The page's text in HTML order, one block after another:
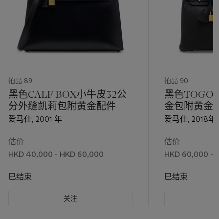
拍品 89
黑色CALF BOX小牛皮32公
分外缝凯莉包附黄金配件
爱马仕, 2001 年
估价
HKD 40,000 - HKD 60,000
巳结束
关注
拍品 90
黑色TOGO
金包附黄金
爱马仕, 2018年
估价
HKD 60,000 -
巳结束